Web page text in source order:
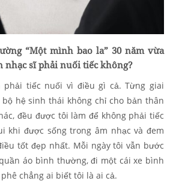
“Một mình bao la” 30 năm vừa
nhạc sĩ phải nuối tiếc không?
phải tiếc nuối vì điều gì cả. Từng giai
hệ sinh thái không chỉ cho bản thân
đều được tôi làm để không phải tiếc
khi được sống trong âm nhạc và đem
tốt đẹp nhất. Mỗi ngày tôi vẫn bước
áo bình thường, đi một cái xe bình
chẳng ai biết tôi là ai cả.